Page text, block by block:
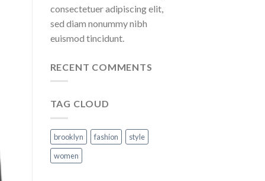
consectetuer adipiscing elit,
sed diam nonummy nibh
euismod tincidunt.
RECENT COMMENTS
TAG CLOUD
brooklyn fashion
style
women